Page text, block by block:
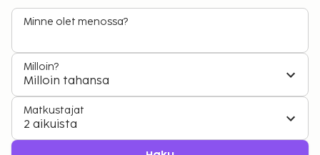
Minne olet menossa?
Milloin?
Milloin tahansa
Matkustajat
2 aikuista